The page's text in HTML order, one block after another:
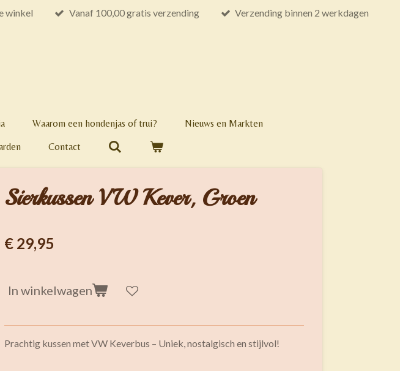
winkel Vanaf 100,00 gratis verzending Verzending binnen 2 werkdagen
Waarom een hondenjas of trui?
Nieuws en Markten
Contact
Sierkussen VW Kever, Groen
€ 29,95
In winkelwagen
Prachtig kussen met VW Keverbus – Uniek, nostalgisch en stijlvol!